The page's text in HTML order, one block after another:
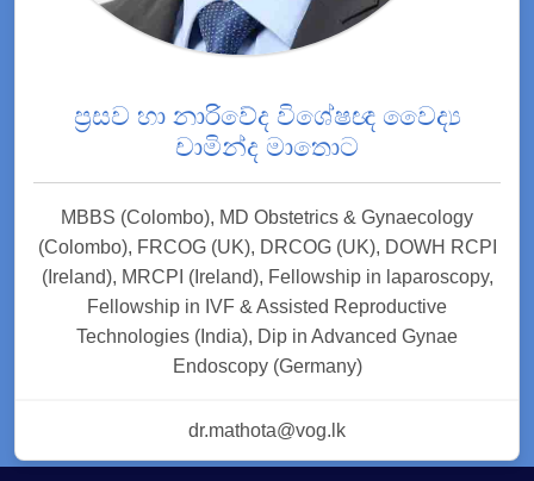
ප්‍රසව හා නාරිවේද විශේෂඥ වෛද්‍ය
චාමින්ද මාතොට
MBBS (Colombo), MD Obstetrics & Gynaecology
(Colombo), FRCOG (UK), DRCOG (UK), DOWH RCPI
(Ireland), MRCPI (Ireland), Fellowship in laparoscopy,
Fellowship in IVF & Assisted Reproductive
Technologies (India), Dip in Advanced Gynae
Endoscopy (Germany)
dr.mathota@vog.lk